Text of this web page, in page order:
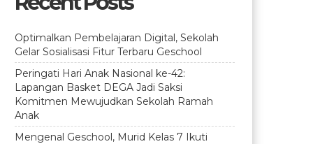
Optimalkan Pembelajaran Digital, Sekolah
Gelar Sosialisasi Fitur Terbaru Geschool
Peringati Hari Anak Nasional ke-42:
Lapangan Basket DEGA Jadi Saksi
Komitmen Mewujudkan Sekolah Ramah
Anak
Mengenal Geschool, Murid Kelas 7 Ikuti